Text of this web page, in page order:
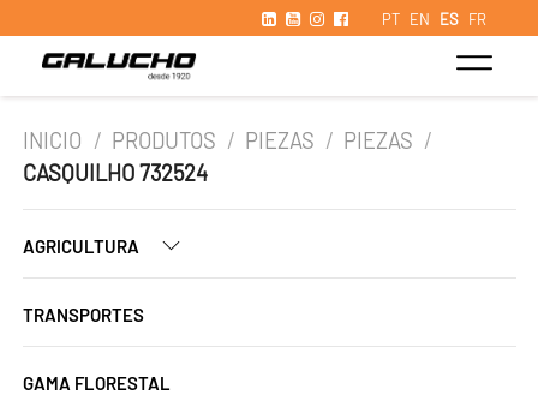
PT EN ES FR
INICIO / PRODUTOS / PIEZAS / PIEZAS /
CASQUILHO 732524
AGRICULTURA
TRANSPORTES
GAMA FLORESTAL